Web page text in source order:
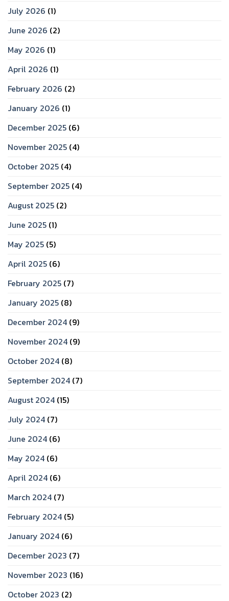
July 2026 (1)
June 2026 (2)
May 2026 (1)
April 2026 (1)
February 2026 (2)
January 2026 (1)
December 2025 (6)
November 2025 (4)
October 2025 (4)
September 2025 (4)
August 2025 (2)
June 2025 (1)
May 2025 (5)
April 2025 (6)
February 2025 (7)
January 2025 (8)
December 2024 (9)
November 2024 (9)
October 2024 (8)
September 2024 (7)
August 2024 (15)
July 2024 (7)
June 2024 (6)
May 2024 (6)
April 2024 (6)
March 2024 (7)
February 2024 (5)
January 2024 (6)
December 2023 (7)
November 2023 (16)
October 2023 (2)